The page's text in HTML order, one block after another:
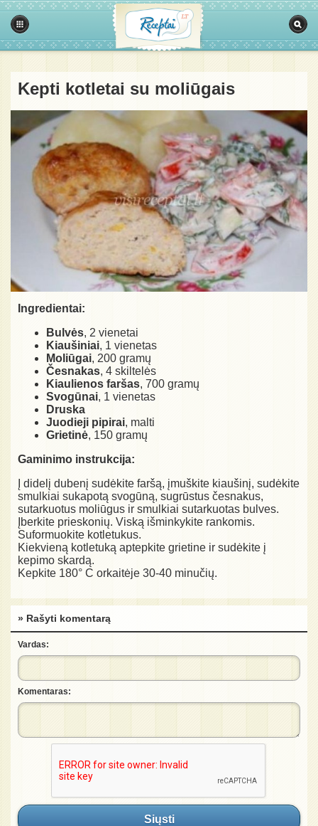
Kepti kotletai su moliūgais
Ingredientai:
Bulvės, 2 vienetai
Kiaušiniai, 1 vienetas
Moliūgai, 200 gramų
Česnakas, 4 skiltelės
Kiaulienos faršas, 700 gramų
Svogūnai, 1 vienetas
Druska
Juodieji pipirai, malti
Grietinė, 150 gramų
Gaminimo instrukcija:
Į didelį dubenį sudėkite faršą, įmuškite kiaušinį, sudėkite
smulkiai sukapotą svogūną, sugrūstus česnakus,
sutarkuotus moliūgus ir smulkiai sutarkuotas bulves.
Įberkite prieskonių. Viską išminkykite rankomis.
Suformuokite kotletukus.
Kiekvieną kotletuką aptepkite grietine ir sudėkite į
kepimo skardą.
Kepkite 180° C orkaitėje 30-40 minučių.
» Rašyti komentarą
Vardas:
Komentaras:
Siųsti